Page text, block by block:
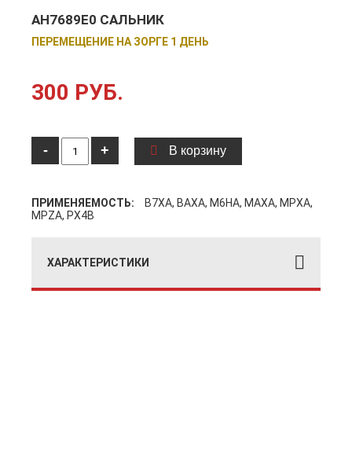
AH7689E0 САЛЬНИК
ПЕРЕМЕЩЕНИЕ НА ЗОРГЕ 1 ДЕНЬ
300 РУБ.
- + В корзину
ПРИМЕНЯЕМОСТЬ:
B7XA, BAXA, M6HA, MAXA, MPXA,
MPZA, PX4B
ХАРАКТЕРИСТИКИ